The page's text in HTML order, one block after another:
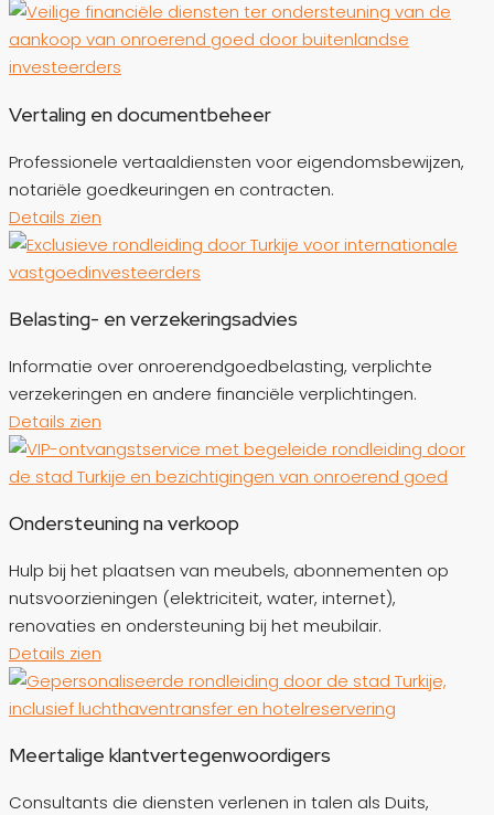
Vertaling en documentbeheer
Professionele vertaaldiensten voor eigendomsbewijzen,
notariële goedkeuringen en contracten.
Details zien
Belasting- en verzekeringsadvies
Informatie over onroerendgoedbelasting, verplichte
verzekeringen en andere financiële verplichtingen.
Details zien
Ondersteuning na verkoop
Hulp bij het plaatsen van meubels, abonnementen op
nutsvoorzieningen (elektriciteit, water, internet),
renovaties en ondersteuning bij het meubilair.
Details zien
Meertalige klantvertegenwoordigers
Consultants die diensten verlenen in talen als Duits,